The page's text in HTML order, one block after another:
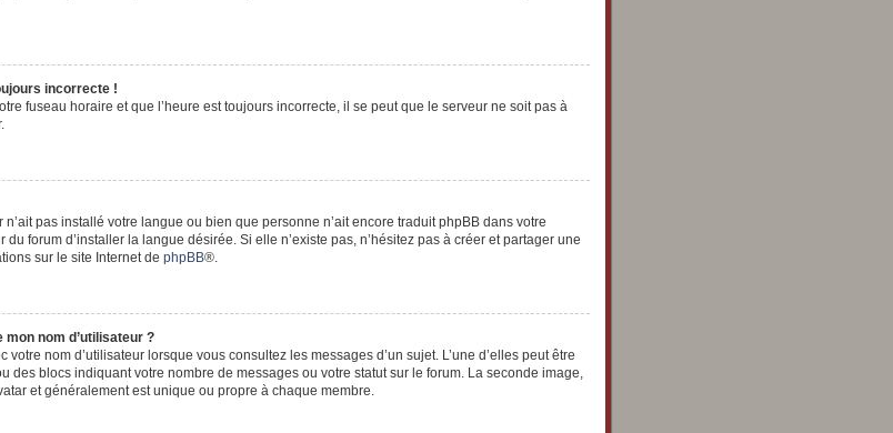
incorrecte !
fuseau horaire et que l’heure est toujours incorrecte, il se peut que le serveur ne soit pas à
pas installé votre langue ou bien que personne n’ait encore traduit phpBB dans votre
forum d’installer la langue désirée. Si elle n’existe pas, n’hésitez pas à créer et partager une
sur le site Internet de phpBB®.
nom d’utilisateur ?
votre nom d’utilisateur lorsque vous consultez les messages d’un sujet. L’une d’elles peut être
des blocs indiquant votre nombre de messages ou votre statut sur le forum. La seconde image,
et généralement est unique ou propre à chaque membre.